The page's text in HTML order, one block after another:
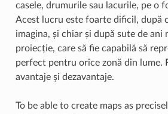
casele, drumurile sau lacurile, pe o
Acest lucru este foarte dificil, după
imagina, și chiar și după sute de ani
proiecție, care să fie capabilă să
perfect pentru orice zonă din lume.
avantaje și dezavantaje.
To be able to create maps as